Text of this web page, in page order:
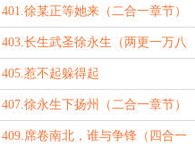
401.徐某正等她来（二合一章节）
403.长生武圣徐永生（两更一万八
千六百字到！）
405.惹不起躲得起
407.徐永生下扬州（二合一章节）
409.席卷南北，谁与争锋（四合一